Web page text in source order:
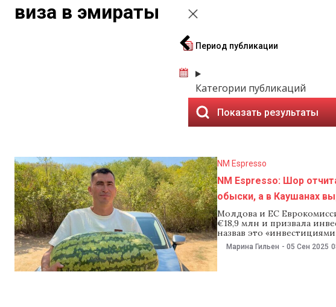
виза в эмираты
Период публикации
Категории публикаций
Показать результаты
NM Espresso
NM Espresso: Шор
обыски, а в Каушанах
Молдова и ЕС
€18,9 млн и призвала
назвав это
— дополнение к €270
трехлетней программы
Марина Гильен - 05 Сен 2025